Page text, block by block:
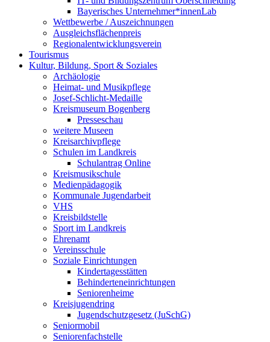
Bayerisches Unternehmer*innenLab
Wettbewerbe / Auszeichnungen
Ausgleichsflächenpreis
Regionalentwicklungsverein
Tourismus
Kultur, Bildung, Sport & Soziales
Archäologie
Heimat- und Musikpflege
Josef-Schlicht-Medaille
Kreismuseum Bogenberg
Presseschau
weitere Museen
Kreisarchivpflege
Schulen im Landkreis
Schulantrag Online
Kreismusikschule
Medienpädagogik
Kommunale Jugendarbeit
VHS
Kreisbildstelle
Sport im Landkreis
Ehrenamt
Vereinsschule
Soziale Einrichtungen
Kindertagesstätten
Behinderteneinrichtungen
Seniorenheime
Kreisjugendring
Jugendschutzgesetz (JuSchG)
Seniormobil
Seniorenfachstelle